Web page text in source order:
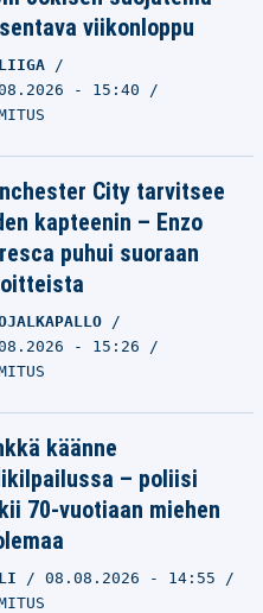
viikonloppu
- 15:40
City tarvitsee
kapteenin – Enzo
puhui suoraan
- 15:26
käänne
– poliisi
70-vuotiaan miehen
08.08.2026 - 14:55